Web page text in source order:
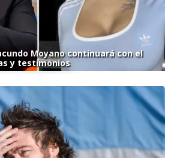
Moyano continuará con el
y testimonios